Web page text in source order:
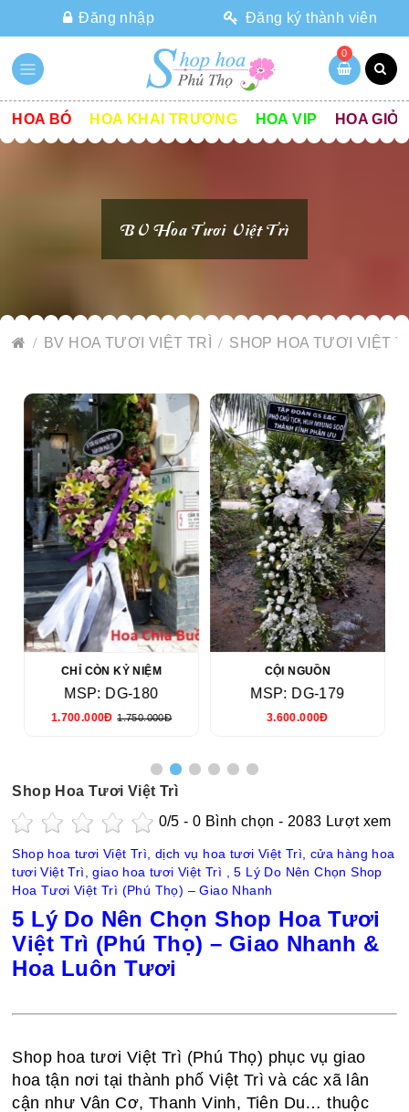
Đăng nhập Đăng ký thành viên
0
HOA BÓ HOA KHAI TRƯƠNG HOA VIP HOA GIỎ
BV Hoa Tươi Việt Trì
BV HOA TƯƠI VIỆT TRÌ SHOP HOA TƯƠI VIỆT
CHỈ CÒN KỶ NIỆM
MSP: DG-180
1.700.000Đ 1.750.000Đ
CỘI NGUỒN
MSP: DG-179
3.600.000Đ
Shop Hoa Tươi Việt Trì
0/5 -0 Bình chọn - 2083 Lượt xem
Shop hoa tươi Việt Trì, dịch vụ hoa tươi Việt Trì, cửa hàng hoa
tươi Việt Trì, giao hoa tươi Việt Trì , 5 Lý Do Nên Chọn Shop
Hoa Tươi Việt Trì (Phú Thọ) – Giao Nhanh
5 Lý Do Nên Chọn Shop Hoa Tươi
Việt Trì (Phú Thọ) – Giao Nhanh &
Hoa Luôn Tươi
Shop hoa tươi Việt Trì (Phú Thọ) phục vụ giao
hoa tận nơi tại thành phố Việt Trì và các xã lân
cận như Vân Cơ, Thanh Vinh, Tiên Du… thuộc